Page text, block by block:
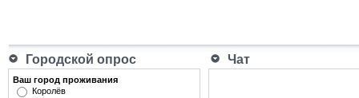
Городской опрос Чат
Ваш город проживания
Королёв